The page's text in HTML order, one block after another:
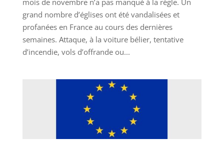
mois de novembre n’a pas manqué à la règle. Un
grand nombre d’églises ont été vandalisées et
profanées en France au cours des dernières
semaines. Attaque, à la voiture bélier, tentative
d’incendie, vols d’offrande ou...